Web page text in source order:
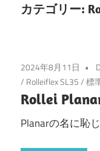
カテゴリー:
2024年8月11日
/ Rolleiflex SL35/標
Rollei
Planarの名に恥